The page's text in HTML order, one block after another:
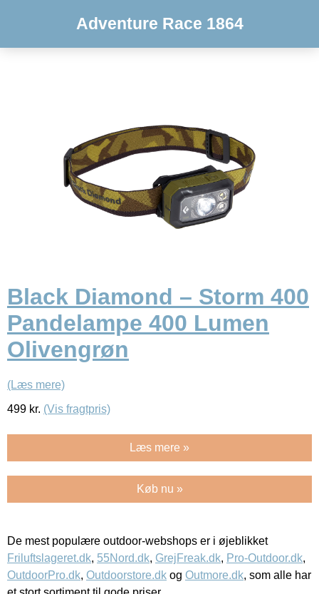
Adventure Race 1864
Black Diamond – Storm 400
Pandelampe 400 Lumen
Olivengrøn
(Læs mere)
499 kr. (Vis fragtpris)
Læs mere »
Køb nu »
De mest populære outdoor-webshops er i øjeblikket
Friluftslageret.dk, 55Nord.dk, GrejFreak.dk, Pro-Outdoor.dk,
OutdoorPro.dk, Outdoorstore.dk og Outmore.dk, som alle har